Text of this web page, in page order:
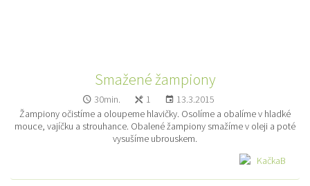
KačkaB
Smažené žampiony
30min. 1
13.3.2015
Žampiony očistíme a oloupeme hlavičky. Osolíme a obalíme v hladké
mouce, vajíčku a strouhance. Obalené žampiony smažíme v oleji a poté
vysušíme ubrouskem.